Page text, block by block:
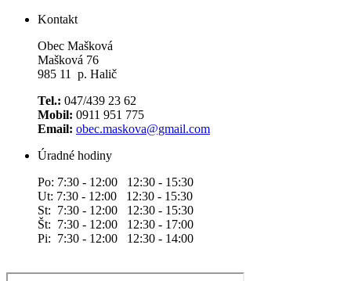
Kontakt
Obec Mašková
Mašková 76
985 11 p. Halič
Tel.: 047/439 23 62
Mobil: 0911 951 775
Email: obec.maskova@gmail.com
Úradné hodiny
Po: 7:30 - 12:00 12:30 - 15:30
Ut: 7:30 - 12:00 12:30 - 15:30
St: 7:30 - 12:00 12:30 - 15:30
Št: 7:30 - 12:00 12:30 - 17:00
Pi: 7:30 - 12:00 12:30 - 14:00